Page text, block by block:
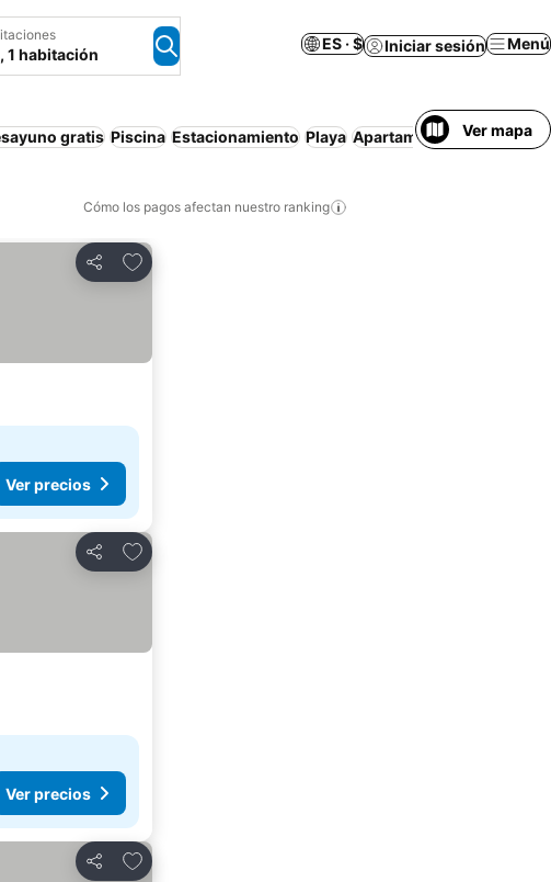
1 habitación
ES · $ Iniciar sesión Menú
gratis Piscina Estacionamiento Playa Apartamento amueblado
Ver mapa
Cómo los pagos afectan nuestro ranking
Compartir
Agregar a favoritos
Ver precios
Compartir
Agregar a favoritos
Ver precios
Compartir
Agregar a favoritos